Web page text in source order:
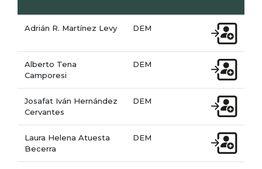
Adrián R. Martínez Levy DEM
Alberto Tena
Camporesi
DEM
Josafat Iván Hernández
Cervantes
DEM
Laura Helena Atuesta
Becerra
DEM